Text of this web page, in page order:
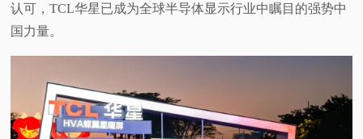
认可，TCL华星已成为全球半导体显示行业中瞩目的强势中
国力量。